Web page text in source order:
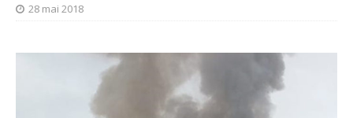
28 mai 2018